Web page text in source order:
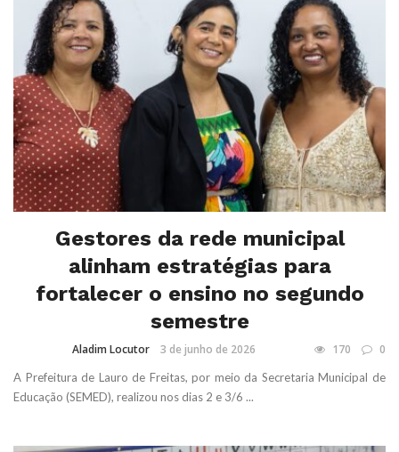
Gestores da rede municipal
alinham estratégias para
fortalecer o ensino no segundo
semestre
Aladim Locutor 3 de junho de 2026 170 0
A Prefeitura de Lauro de Freitas, por meio da Secretaria Municipal de
Educação (SEMED), realizou nos dias 2 e 3/6 ...